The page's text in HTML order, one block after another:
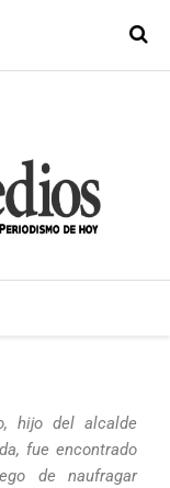
hijo del alcalde
fue encontrado
de naufragar